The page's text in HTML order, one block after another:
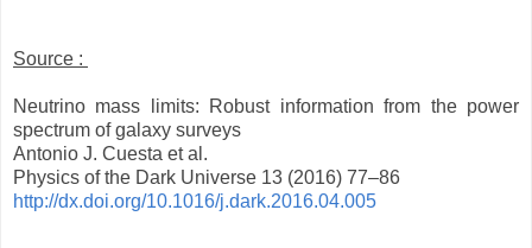
Source :
Neutrino mass limits: Robust information from the power
spectrum of galaxy surveys
Antonio J. Cuesta et al.
Physics of the Dark Universe 13 (2016) 77–86
http://dx.doi.org/10.1016/j.dark.2016.04.005